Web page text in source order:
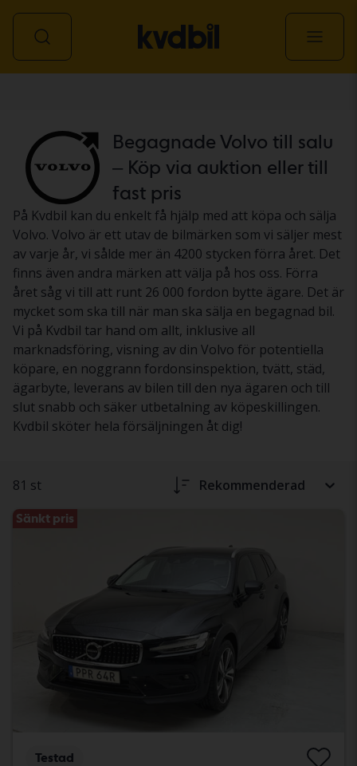
Begagnade Volvo till salu
– Köp via auktion eller till
fast pris
På Kvdbil kan du enkelt få hjälp med att köpa och sälja
Volvo. Volvo är ett utav de bilmärken som vi säljer mest
av varje år, vi sålde mer än 4200 stycken förra året. Det
finns även andra märken att välja på hos oss. Förra
året såg vi till att runt 26 000 fordon bytte ägare. Det är
mycket som ska till när man ska sälja en begagnad bil.
Vi på Kvdbil tar hand om allt, inklusive all
marknadsföring, visning av din Volvo för potentiella
köpare, en noggrann fordonsinspektion, tvätt, städ,
ägarbyte, leverans av bilen till den nya ägaren och till
slut snabb och säker utbetalning av köpeskillingen.
Kvdbil sköter hela försäljningen åt dig!
81 st Rekommenderad
Sänkt pris
Testad